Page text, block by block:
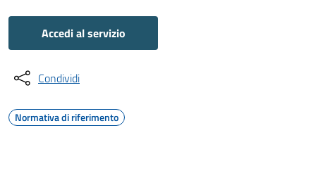
Accedi al servizio
Condividi
Normativa di riferimento